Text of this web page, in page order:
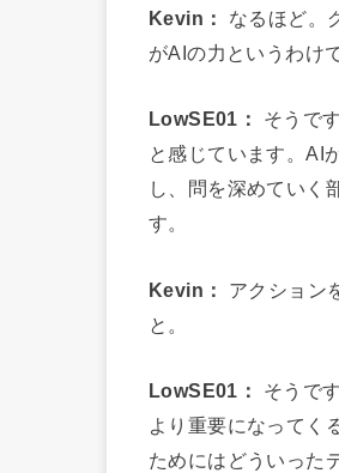
Kevin：
なるほど。
がAIの力というわけ
LowSE01：
そうで
と感じています。AI
し、問を深めていく
す。
Kevin：
アクション
と。
LowSE01：
そうで
より重要になってく
ためにはどういった